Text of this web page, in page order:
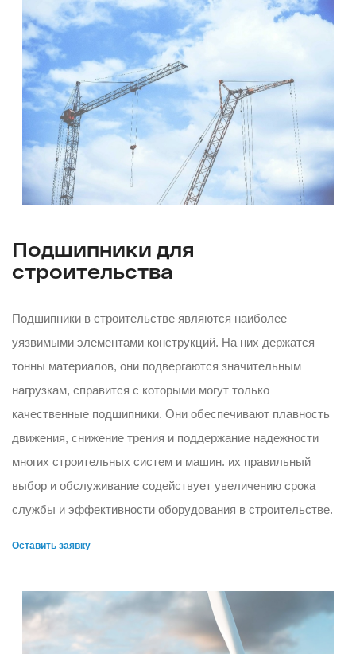
Подшипники для
строительства
Подшипники в строительстве являются наиболее
уязвимыми элементами конструкций. На них держатся
тонны материалов, они подвергаются значительным
нагрузкам, справится с которыми могут только
качественные подшипники. Они обеспечивают плавность
движения, снижение трения и поддержание надежности
многих строительных систем и машин. их правильный
выбор и обслуживание содействует увеличению срока
службы и эффективности оборудования в строительстве.
Оставить заявку